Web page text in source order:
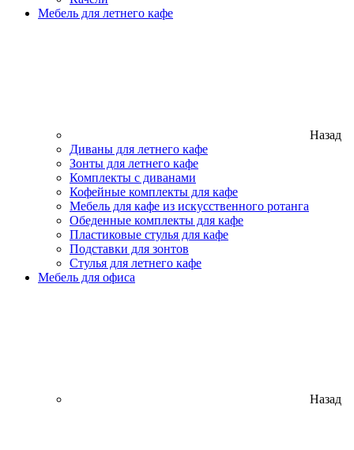
Мебель для летнего кафе
Назад
Диваны для летнего кафе
Зонты для летнего кафе
Комплекты с диванами
Кофейные комплекты для кафе
Мебель для кафе из искусственного ротанга
Обеденные комплекты для кафе
Пластиковые стулья для кафе
Подставки для зонтов
Стулья для летнего кафе
Мебель для офиса
Назад